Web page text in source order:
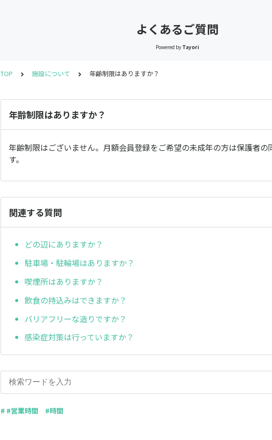
よくあるご質問
Powered by Tayori
TOP 施設について 年齢制限はありますか？
年齢制限はありますか？
年齢制限はございません。月額会員登録をご希望の未成年の方は保護者の
す。
関連する質問
どの辺にありますか？
駐車場・駐輪場はありますか？
喫煙所はありますか？
飲食の持込みはできますか？
バリアフリーな造りですか？
感染症対策は行っていますか？
# #営業時間 #時間